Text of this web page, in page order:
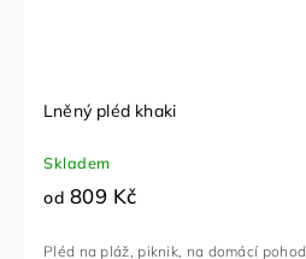
Lněný pléd khaki
Skladem
od 809 Kč
Pléd na pláž, piknik, na domácí